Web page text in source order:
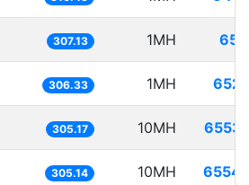
307.13 1MH
306.33 1MH
305.17 10MH
305.14 10MH